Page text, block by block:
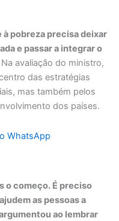
à pobreza precisa deixar
e passar a integrar o
Na avaliação do ministro,
das estratégias
mas também pelos
dos países.
WhatsApp
o começo. É preciso
as pessoas a
ao lembrar